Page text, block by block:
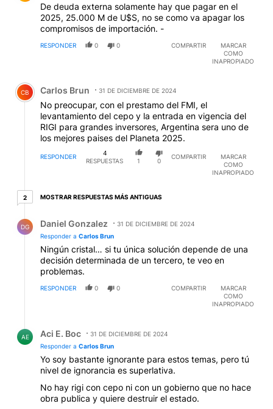
De deuda externa solamente hay que pagar en el
2025, 25.000 M de U$S, no se como va apagar los
compromisos de importación. -
RESPONDER 0 0 COMPARTIR
MARCAR
COMO
INAPROPIADO
Comentario de Carlos Brun.
CB Carlos Brun 31 DE DICIEMBRE DE 2024
No preocupar, con el prestamo del FMI, el
levantamiento del cepo y la entrada en vigencia del
RIGI para grandes inversores, Argentina sera uno de
los mejores paises del Planeta 2025.
RESPONDER
4
RESPUESTAS
1 0
COMPARTIR
MARCAR
COMO
INAPROPIADO
22 respuestas más antiguas
MOSTRAR RESPUESTAS MÁS ANTIGUAS
DG Daniel Gonzalez
31 DE DICIEMBRE DE 2024
Responder a Carlos Brun
Ningún cristal… si tu única solución depende de una
decisión determinada de un tercero, te veo en
problemas.
RESPONDER 0 0 COMPARTIR
MARCAR
COMO
INAPROPIADO
AE Aci E. Boc
31 DE DICIEMBRE DE 2024
Responder a Carlos Brun
Yo soy bastante ignorante para estos temas, pero tú
nivel de ignorancia es superlativa.
No hay rigi con cepo ni con un gobierno que no hace
obra publica y quiere destruir el estado.